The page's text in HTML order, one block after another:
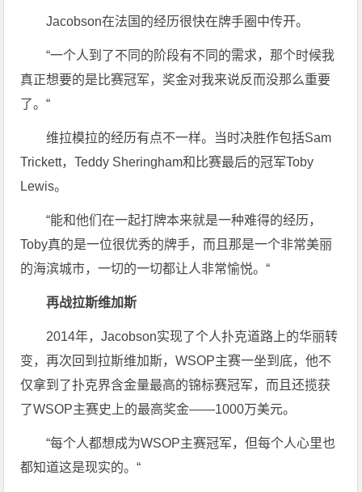
Jacobson在法国的经历很快在牌手圈中传开。
“一个人到了不同的阶段有不同的需求，那个时候我
真正想要的是比赛冠军，奖金对我来说反而没那么重要
了。“
维拉模拉的经历有点不一样。当时决胜作包括Sam
Trickett，Teddy Sheringham和比赛最后的冠军Toby
Lewis。
“能和他们在一起打牌本来就是一种难得的经历，
Toby真的是一位很优秀的牌手，而且那是一个非常美丽
的海滨城市，一切的一切都让人非常愉悦。“
再战拉斯维加斯
2014年，Jacobson实现了个人扑克道路上的华丽转
变，再次回到拉斯维加斯，WSOP主赛一坐到底，他不
仅拿到了扑克界含金量最高的锦标赛冠军，而且还揽获
了WSOP主赛史上的最高奖金——1000万美元。
“每个人都想成为WSOP主赛冠军，但每个人心里也
都知道这是现实的。“